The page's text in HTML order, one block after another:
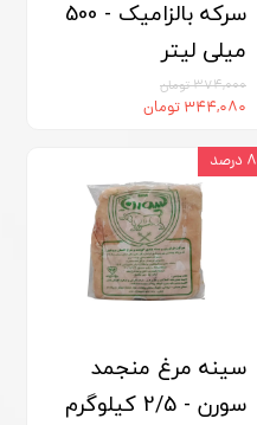
سرکه بالزامیک - 500
میلی لیتر
۳۷۴,۰۰۰ تومان
۳۴۴,۰۸۰ تومان
سینه مرغ منجمد
سورن - 2/5 کیلوگرم
۸ درصد